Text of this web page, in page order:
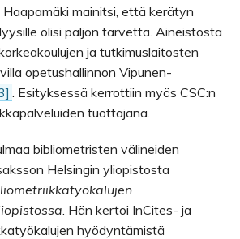
Haapamäki mainitsi, että kerätyn
olisi paljon tarvetta. Aineistosta
ja tutkimuslaitosten
opetushallinnon Vipunen-
. Esityksessä kerrottiin myös CSC:n
tuottajana.
bibliometristen välineiden
Helsingin yliopistosta
. Hän kertoi InCites- ja
hyödyntämistä